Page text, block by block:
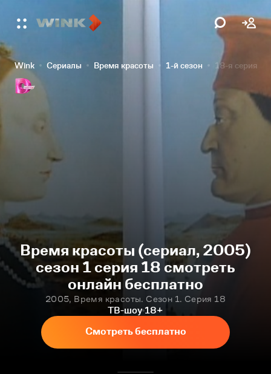
Wink Сериалы Время красоты 1-й сезон 18-я серия
Время красоты (сериал, 2005)
сезон 1 серия 18 смотреть
онлайн бесплатно
2005, Время красоты. Сезон 1. Серия 18
ТВ-шоу 18+
Смотреть бесплатно